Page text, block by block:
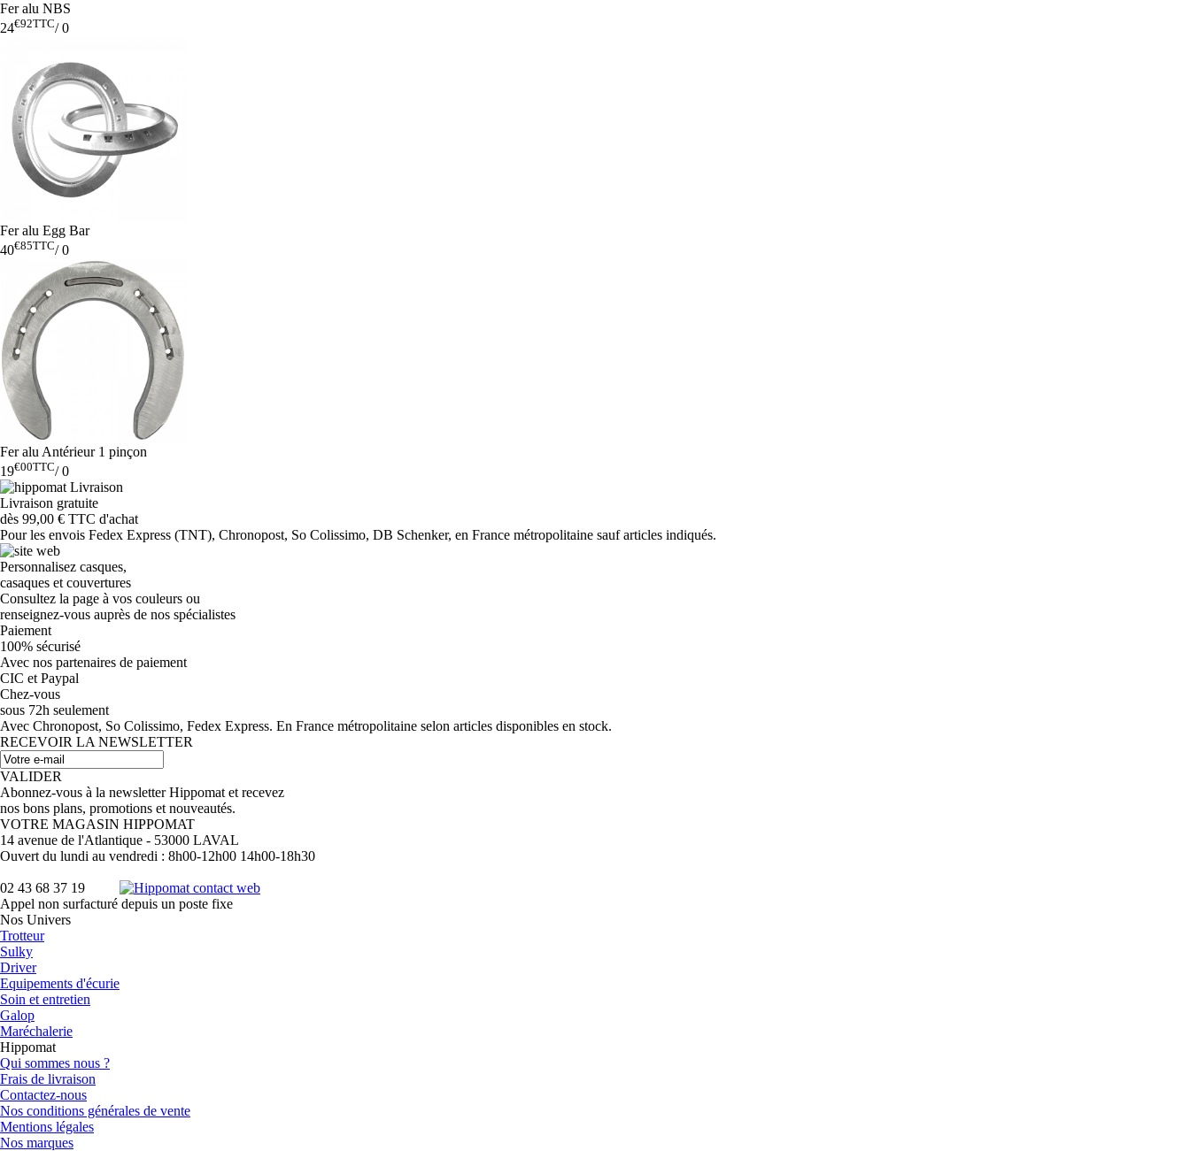
Fer alu NBS
24€92TTC/0
Fer alu Egg Bar
40€85TTC/0
Fer alu Antérieur 1 pinçon
19€00TTC/0
Livraison gratuite
dès 99,00 € TTC d'achat
Pour les envois Fedex Express (TNT), Chronopost, So Colissimo, DB Schenker, en France métropolitaine sauf articles indiqués.
Personnalisez casques,
casaques et couvertures
Consultez la page à vos couleurs ou
renseignez-vous auprès de nos spécialistes
Paiement
100% sécurisé
Avec nos partenaires de paiement
CIC et Paypal
Chez-vous
sous 72h seulement
Avec Chronopost, So Colissimo, Fedex Express. En France métropolitaine selon articles disponibles en stock.
RECEVOIR LA NEWSLETTER
VALIDER
Abonnez-vous à la newsletter Hippomat et recevez
nos bons plans, promotions et nouveautés.
VOTRE MAGASIN HIPPOMAT
14 avenue de l'Atlantique - 53000 LAVAL
Ouvert du lundi au vendredi : 8h00-12h00 14h00-18h30
02 43 68 37 19
Appel non surfacturé depuis un poste fixe
Nos Univers
Trotteur
Sulky
Driver
Equipements d'écurie
Soin et entretien
Galop
Maréchalerie
Hippomat
Qui sommes nous ?
Frais de livraison
Contactez-nous
Nos conditions générales de vente
Mentions légales
Nos marques